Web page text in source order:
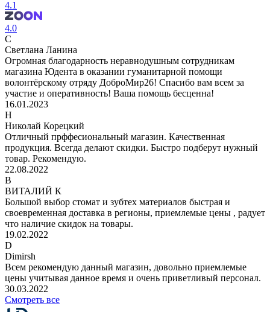
4.1
4.0
С
Светлана Ланина
Огромная благодарность неравнодушным сотрудникам
магазина Юдента в оказании гуманитарной помощи
волонтёрскому отряду ДоброМир26! Спасибо вам всем за
участие и оперативность! Ваша помощь бесценна!
16.01.2023
Н
Николай Корецкий
Отличный прффесиональный магазин. Качественная
продукция. Всегда делают скидки. Быстро подберут нужный
товар. Рекомендую.
22.08.2022
В
ВИТАЛИЙ К
Большой выбор стомат и зубтех материалов быстрая и
своевременная доставка в регионы, приемлемые цены , радует
что наличие скидок на товары.
19.02.2022
D
Dimirsh
Всем рекомендую данный магазин, довольно приемлемые
цены учитывая данное время и очень приветливый персонал.
30.03.2022
Смотреть все